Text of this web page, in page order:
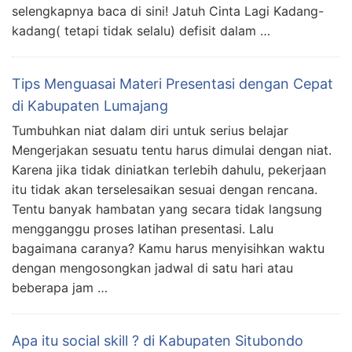
selengkapnya baca di sini! Jatuh Cinta Lagi Kadang-
kadang( tetapi tidak selalu) defisit dalam …
Tips Menguasai Materi Presentasi dengan Cepat
di Kabupaten Lumajang
Tumbuhkan niat dalam diri untuk serius belajar
Mengerjakan sesuatu tentu harus dimulai dengan niat.
Karena jika tidak diniatkan terlebih dahulu, pekerjaan
itu tidak akan terselesaikan sesuai dengan rencana.
Tentu banyak hambatan yang secara tidak langsung
mengganggu proses latihan presentasi. Lalu
bagaimana caranya? Kamu harus menyisihkan waktu
dengan mengosongkan jadwal di satu hari atau
beberapa jam …
Apa itu social skill ? di Kabupaten Situbondo